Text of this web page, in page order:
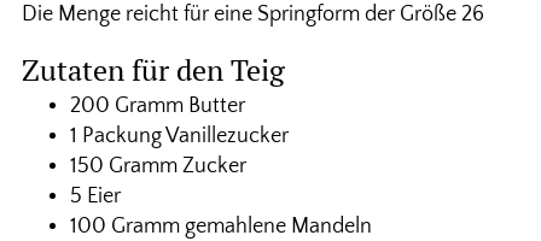
Die Menge reicht für eine Springform der Größe 26
Zutaten für den Teig
200 Gramm Butter
1 Packung Vanillezucker
150 Gramm Zucker
5 Eier
100 Gramm gemahlene Mandeln